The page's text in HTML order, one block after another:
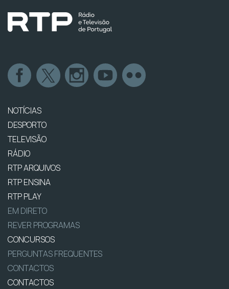
NOTÍCIAS
DESPORTO
TELEVISÃO
RÁDIO
RTP ARQUIVOS
RTP ENSINA
RTP PLAY
EM DIRETO
REVER PROGRAMAS
CONCURSOS
PERGUNTAS FREQUENTES
CONTACTOS
CONTACTOS